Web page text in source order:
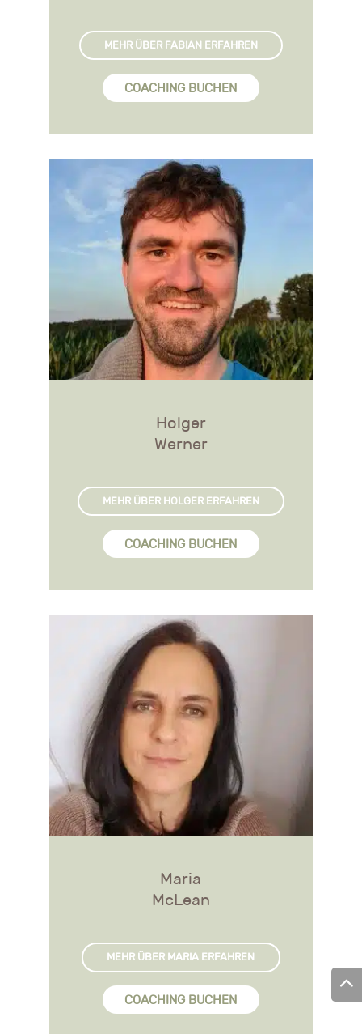
MEHR ÜBER FABIAN ERFAHREN
COACHING BUCHEN
Holger
Werner
MEHR ÜBER HOLGER ERFAHREN
COACHING BUCHEN
Maria
McLean
MEHR ÜBER MARIA ERFAHREN
COACHING BUCHEN